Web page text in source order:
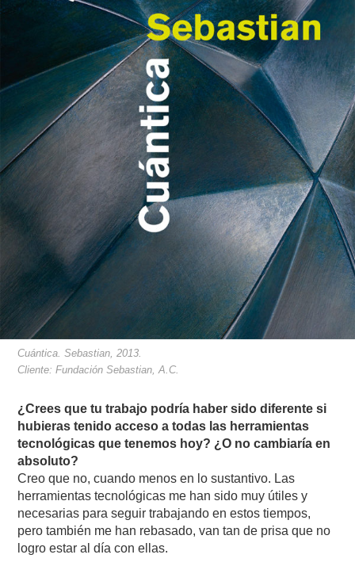
Cuántica. Sebastian, 2013.
Cliente: Fundación Sebastian, A.C.
¿Crees que tu trabajo podría haber sido diferente si
hubieras tenido acceso a todas las herramientas
tecnológicas que tenemos hoy? ¿O no cambiaría en
absoluto?
Creo que no, cuando menos en lo sustantivo. Las
herramientas tecnológicas me han sido muy útiles y
necesarias para seguir trabajando en estos tiempos,
pero también me han rebasado, van tan de prisa que no
logro estar al día con ellas.